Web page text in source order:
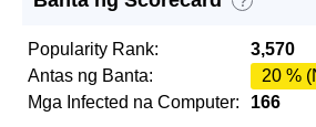
Popularity Rank:
3,570
Antas ng Banta:
20 %
Mga Infected na Computer:
166